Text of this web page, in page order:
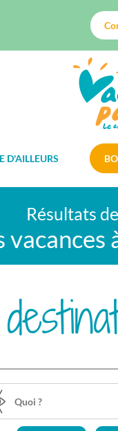
D'AILLEURS
Résultats
vacances